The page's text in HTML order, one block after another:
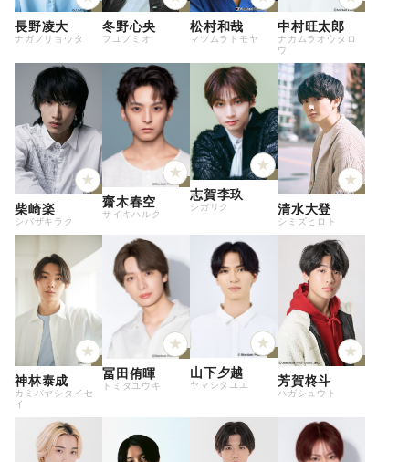
長野凌大
ナガノリョウタ
冬野心央
フユノミオ
松村和哉
マツムラトモヤ
中村旺太郎
ナカムラオウタロ
ウ
柴崎楽
シバザキラク
齋木春空
サイキハルク
志賀李玖
シガリク 清水大登
シミズヒロト
神林泰成
カミバヤシタイセ
イ
冨田侑暉
トミタユウキ
山下夕越
ヤマシタユエ 芳賀柊斗
ハガシュウト